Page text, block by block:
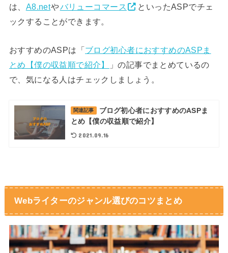
は、 A8.netやバリューコマース
といったASPでチェ
ックすることができます。
おすすめのASPは「ブログ初心者におすすめのASPま
とめ【僕の収益順で紹介】
」の記事でまとめているの
で、気になる人はチェックしましょう。
関連記事
ブログ初心者におすすめのASPま
とめ【僕の収益順で紹介】
2021.09.16
Webライターのジャンル選びのコツまとめ